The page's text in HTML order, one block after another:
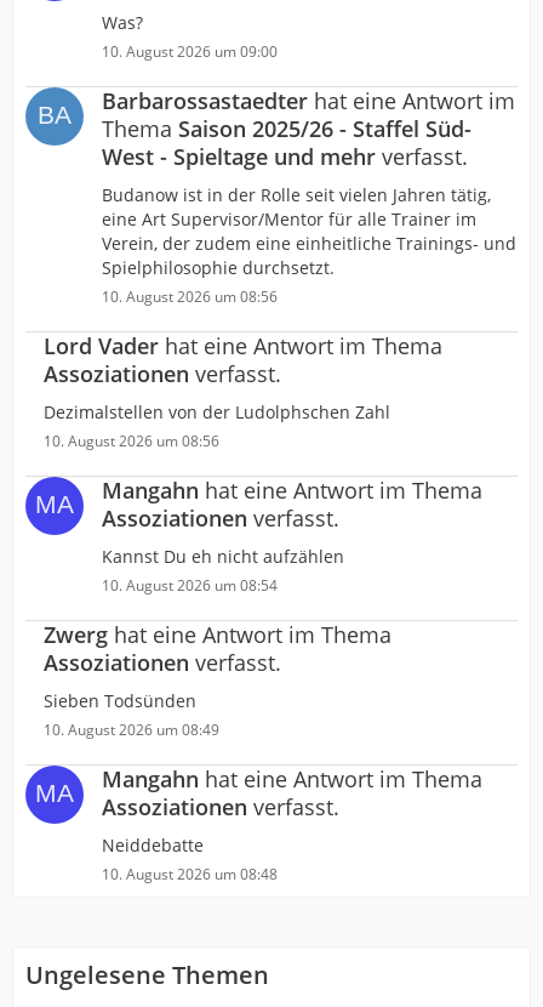
Was?
10. August 2026 um 09:00
Barbarossastaedter hat eine Antwort im
Thema Saison 2025/26 - Staffel Süd-
West - Spieltage und mehr verfasst.
Budanow ist in der Rolle seit vielen Jahren tätig,
eine Art Supervisor/Mentor für alle Trainer im
Verein, der zudem eine einheitliche Trainings- und
Spielphilosophie durchsetzt.
10. August 2026 um 08:56
Lord Vader hat eine Antwort im Thema
Assoziationen verfasst.
Dezimalstellen von der Ludolphschen Zahl
10. August 2026 um 08:56
Mangahn hat eine Antwort im Thema
Assoziationen verfasst.
Kannst Du eh nicht aufzählen
10. August 2026 um 08:54
Zwerg hat eine Antwort im Thema
Assoziationen verfasst.
Sieben Todsünden
10. August 2026 um 08:49
Mangahn hat eine Antwort im Thema
Assoziationen verfasst.
Neiddebatte
10. August 2026 um 08:48
Ungelesene Themen